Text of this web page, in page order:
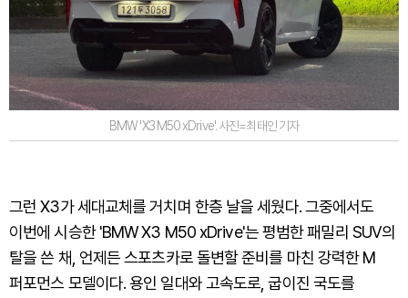
BMW 'X3 M50 xDrive'. 사진=최태인 기자
그런 X3가 세대교체를 거치며 한층 날을 세웠다. 그중에서도
이번에 시승한 'BMW X3 M50 xDrive'는 평범한 패밀리 SUV의
탈을 쓴 채, 언제든 스포츠카로 돌변할 준비를 마친 강력한 M
퍼포먼스 모델이다. 용인 일대와 고속도로, 굽이진 국도를